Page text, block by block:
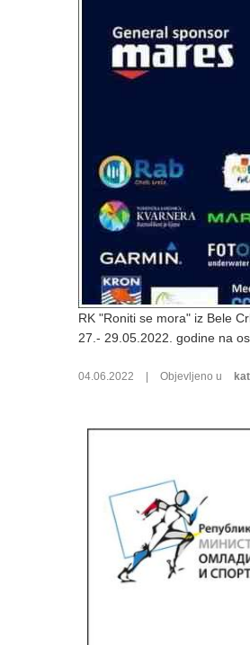
RK "Roniti se mora" iz Bele
27.- 29.05.2022. godine na
04.06.2022 Objevljeno u